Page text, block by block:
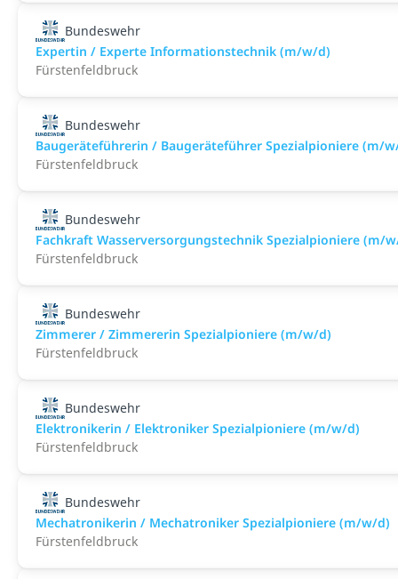
Bundeswehr
Expertin / Experte Informationstechnik (m/w/d)
Fürstenfeldbruck
Bundeswehr
Baugeräteführerin / Baugeräteführer Spezialpioniere (m/
Fürstenfeldbruck
Bundeswehr
Fachkraft Wasserversorgungstechnik Spezialpioniere (m/
Fürstenfeldbruck
Bundeswehr
Zimmerer / Zimmererin Spezialpioniere (m/w/d)
Fürstenfeldbruck
Bundeswehr
Elektronikerin / Elektroniker Spezialpioniere (m/w/d)
Fürstenfeldbruck
Bundeswehr
Mechatronikerin / Mechatroniker Spezialpioniere (m/w/d)
Fürstenfeldbruck